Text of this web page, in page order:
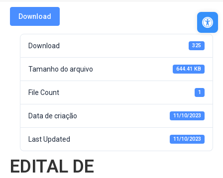
Download
Download 325
Tamanho do arquivo 644.41 KB
File Count 1
Data de criação 11/10/2023
Last Updated 11/10/2023
EDITAL DE